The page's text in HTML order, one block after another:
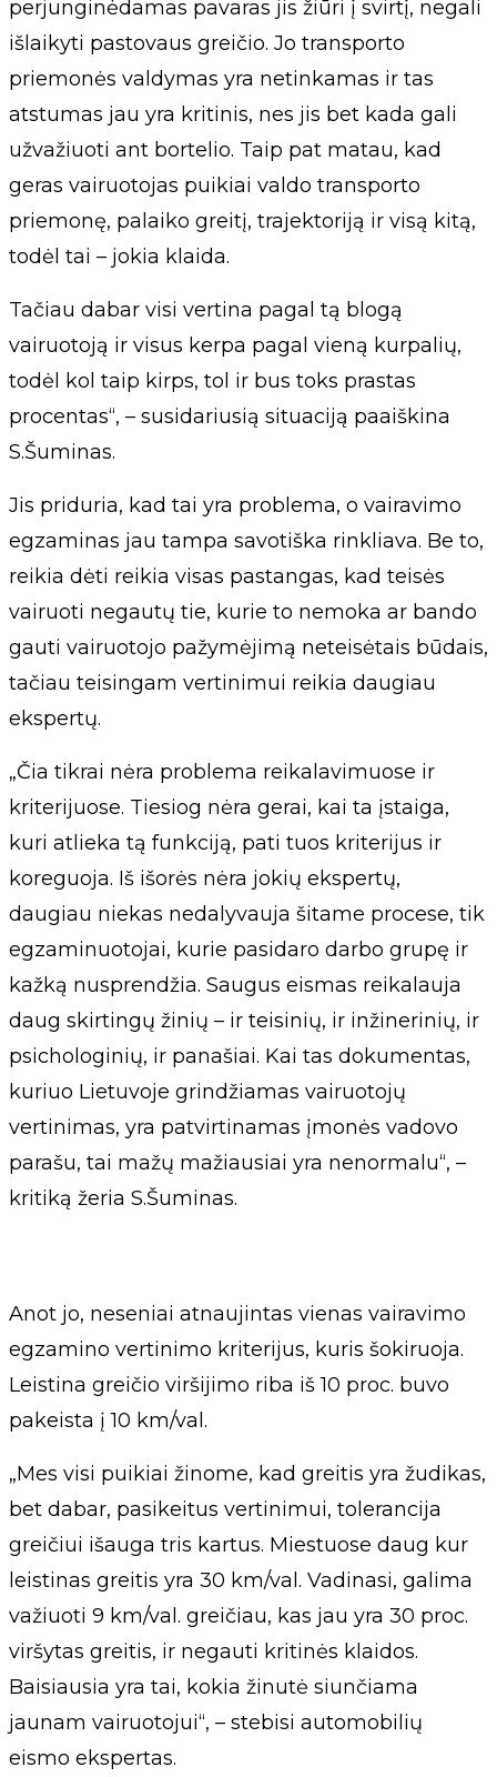
perjunginėdamas pavaras jis žiūri į svirtį, negali
išlaikyti pastovaus greičio. Jo transporto
priemonės valdymas yra netinkamas ir tas
atstumas jau yra kritinis, nes jis bet kada gali
užvažiuoti ant bortelio. Taip pat matau, kad
geras vairuotojas puikiai valdo transporto
priemonę, palaiko greitį, trajektoriją ir visą kitą,
todėl tai – jokia klaida.
Tačiau dabar visi vertina pagal tą blogą
vairuotoją ir visus kerpa pagal vieną kurpalių,
todėl kol taip kirps, tol ir bus toks prastas
procentas“, – susidariusią situaciją paaiškina
S.Šuminas.
Jis priduria, kad tai yra problema, o vairavimo
egzaminas jau tampa savotiška rinkliava. Be to,
reikia dėti reikia visas pastangas, kad teisės
vairuoti negautų tie, kurie to nemoka ar bando
gauti vairuotojo pažymėjimą neteisėtais būdais,
tačiau teisingam vertinimui reikia daugiau
ekspertų.
„Čia tikrai nėra problema reikalavimuose ir
kriterijuose. Tiesiog nėra gerai, kai ta įstaiga,
kuri atlieka tą funkciją, pati tuos kriterijus ir
koreguoja. Iš išorės nėra jokių ekspertų,
daugiau niekas nedalyvauja šitame procese, tik
egzaminuotojai, kurie pasidaro darbo grupę ir
kažką nusprendžia. Saugus eismas reikalauja
daug skirtingų žinių – ir teisinių, ir inžinerinių, ir
psichologinių, ir panašiai. Kai tas dokumentas,
kuriuo Lietuvoje grindžiamas vairuotojų
vertinimas, yra patvirtinamas įmonės vadovo
parašu, tai mažų mažiausiai yra nenormalu“, –
kritiką žeria S.Šuminas.
Anot jo, neseniai atnaujintas vienas vairavimo
egzamino vertinimo kriterijus, kuris šokiruoja.
Leistina greičio viršijimo riba iš 10 proc. buvo
pakeista į 10 km/val.
„Mes visi puikiai žinome, kad greitis yra žudikas,
bet dabar, pasikeitus vertinimui, tolerancija
greičiui išauga tris kartus. Miestuose daug kur
leistinas greitis yra 30 km/val. Vadinasi, galima
važiuoti 9 km/val. greičiau, kas jau yra 30 proc.
viršytas greitis, ir negauti kritinės klaidos.
Baisiausia yra tai, kokia žinutė siunčiama
jaunam vairuotojui“, – stebisi automobilių
eismo ekspertas.